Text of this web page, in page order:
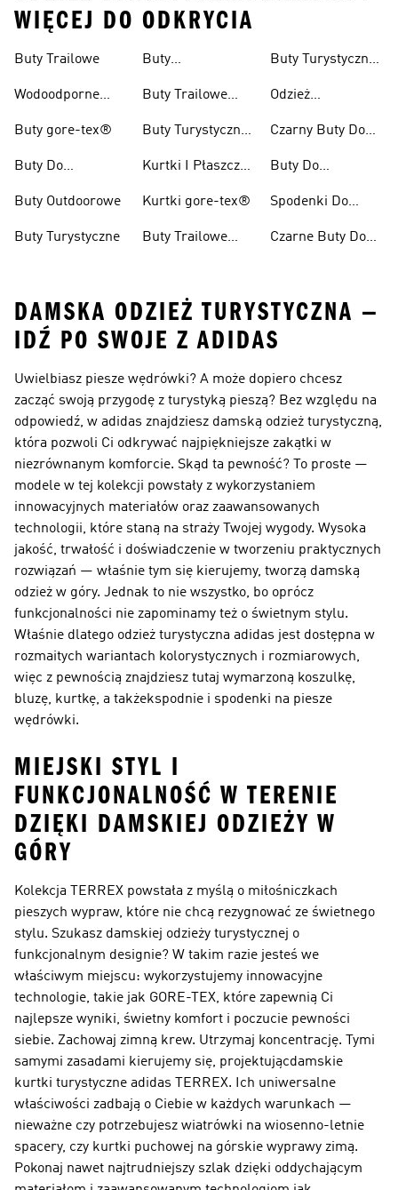
WIĘCEJ DO ODKRYCIA
Buty Trailowe
Wodoodporne
W Terenie
Buty gore-tex®
Buty Do
Buty Outdoorowe
Buty Turystyczne
Buty
Buty Trailowe
Buty Turystyczne
Kurtki I Płaszcze
Kurtki gore-tex®
Buty Trailowe
Buty Turystyczne
Odzież
Czarny Buty Do
Wędrówek
Buty Do
Górskiego Dla
Kobiet
Spodenki Do
Trailowych
Czarne Buty Do
DAMSKA ODZIEŻ TURYSTYCZNA —
IDŹ PO SWOJE Z ADIDAS
Uwielbiasz piesze wędrówki? A może dopiero chcesz
zacząć swoją przygodę z turystyką pieszą? Bez względu na
odpowiedź, w adidas znajdziesz damską odzież turystyczną,
która pozwoli Ci odkrywać najpiękniejsze zakątki w
niezrównanym komforcie. Skąd ta pewność? To proste —
modele w tej kolekcji powstały z wykorzystaniem
innowacyjnych materiałów oraz zaawansowanych
technologii, które staną na straży Twojej wygody. Wysoka
jakość, trwałość i doświadczenie w tworzeniu praktycznych
rozwiązań — właśnie tym się kierujemy, tworzą damską
odzież w góry. Jednak to nie wszystko, bo oprócz
funkcjonalności nie zapominamy też o świetnym stylu.
Właśnie dlatego odzież turystyczna adidas jest dostępna w
rozmaitych wariantach kolorystycznych i rozmiarowych,
więc z pewnością znajdziesz tutaj wymarzoną koszulkę,
bluzę, kurtkę, a takżekspodnie i spodenki na piesze
wędrówki.
MIEJSKI STYL I
FUNKCJONALNOŚĆ W TERENIE
DZIĘKI DAMSKIEJ ODZIEŻY W
GÓRY
Kolekcja TERREX powstała z myślą o miłośniczkach
pieszych wypraw, które nie chcą rezygnować ze świetnego
stylu. Szukasz damskiej odzieży turystycznej o
funkcjonalnym designie? W takim razie jesteś we
właściwym miejscu: wykorzystujemy innowacyjne
technologie, takie jak GORE-TEX, które zapewnią Ci
najlepsze wyniki, świetny komfort i poczucie pewności
siebie. Zachowaj zimną krew. Utrzymaj koncentrację. Tymi
samymi zasadami kierujemy się, projektującdamskie
kurtki turystyczne adidas TERREX. Ich uniwersalne
właściwości zadbają o Ciebie w każdych warunkach —
nieważne czy potrzebujesz wiatrówki na wiosenno-letnie
spacery, czy kurtki puchowej na górskie wyprawy zimą.
Pokonaj nawet najtrudniejszy szlak dzięki oddychającym